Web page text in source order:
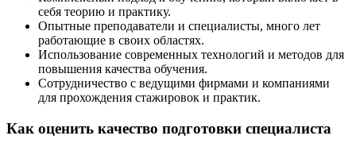
себя теорию и практику.
Опытные преподаватели и специалисты, много лет
работающие в своих областях.
Использование современных технологий и методов для
повышения качества обучения.
Сотрудничество с ведущими фирмами и компаниями
для прохождения стажировок и практик.
Как оценить качество подготовки специалиста